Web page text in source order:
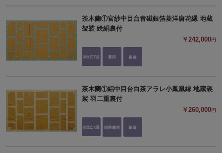
茶木蘭①官紗中目台青磁銀箔菱洋唐花縁 地蔵
袈裟 絵絹裏付
￥242,000円
茶木蘭①絽中目台白茶アラレ小鳳凰縁 地蔵袈
裟 羽二重裏付
￥260,000円